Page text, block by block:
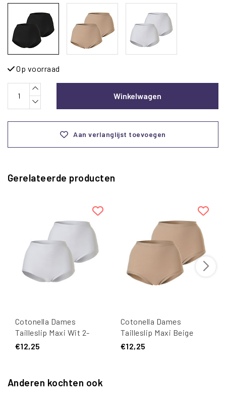
Op voorraad
Winkelwagen
Aan verlanglijst toevoegen
Gerelateerde producten
Cotonella Dames
Tailleslip Maxi Wit 2-
stuks
€12,25
Cotonella Dames
Tailleslip Maxi Beige
Huidskleur 2-Pack
€12,25
Anderen kochten ook